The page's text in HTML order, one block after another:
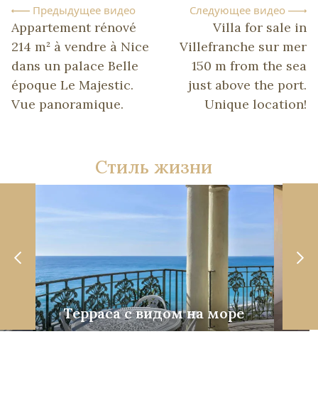
Предыдущее видео
Appartement rénové
214 m² à vendre à Nice
dans un palace Belle
époque Le Majestic.
Vue panoramique.
Следующее видео
Villa for sale in
Villefranche sur mer
150 m from the sea
just above the port.
Unique location!
Стиль жизни
Терраса с видом на море